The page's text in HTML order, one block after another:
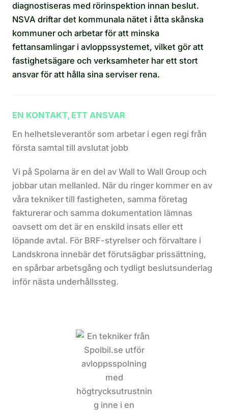
diagnostiseras med rörinspektion innan beslut.
NSVA driftar det kommunala nätet i åtta skånska
kommuner och arbetar för att minska
fettansamlingar i avloppssystemet, vilket gör att
fastighetsägare och verksamheter har ett stort
ansvar för att hålla sina serviser rena.
EN KONTAKT, ETT ANSVAR
En helhetsleverantör som arbetar i egen regi från
första samtal till avslutat jobb
Vi på Spolarna är en del av Wall to Wall Group och
jobbar utan mellanled. När du ringer kommer en av
våra tekniker till fastigheten, samma företag
fakturerar och samma dokumentation lämnas
oavsett om det är en enskild insats eller ett
löpande avtal. För BRF-styrelser och förvaltare i
Landskrona innebär det förutsägbar prissättning,
en spårbar arbetsgång och tydligt beslutsunderlag
inför nästa underhållssteg.